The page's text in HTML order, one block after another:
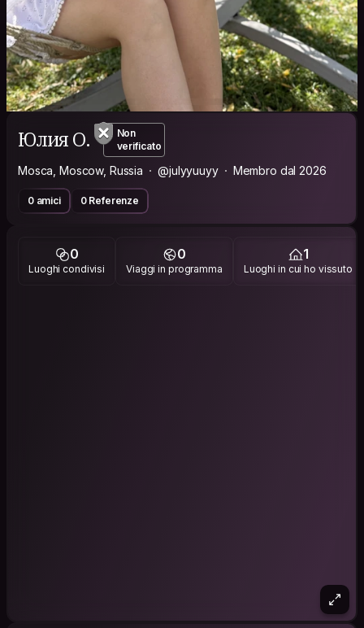
Юлия О.
Non
verificato
Mosca, Moscow, Russia @julyyuuyy Membro dal 2026
0 amici 0 Referenze
0
Luoghi condivisi
0
Viaggi in programma
1
Luoghi in cui ho vissuto